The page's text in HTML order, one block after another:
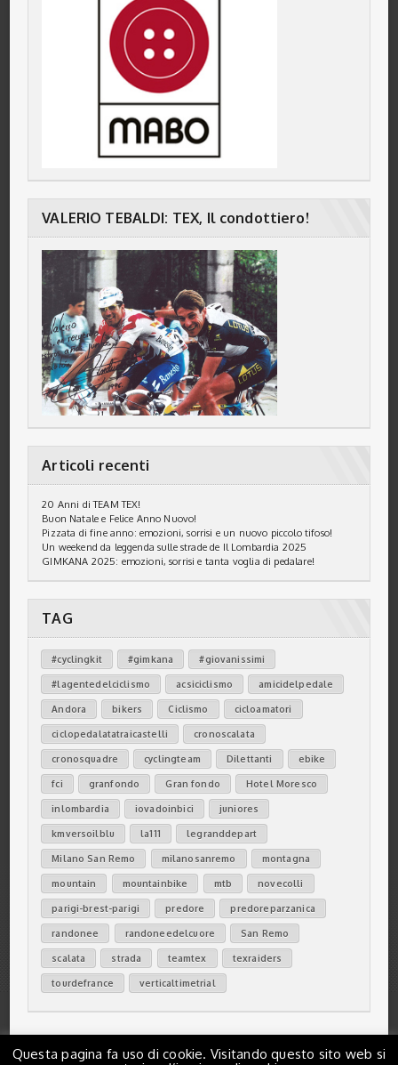
VALERIO TEBALDI: TEX, Il condottiero!
Articoli recenti
20 Anni di TEAM TEX!
Buon Natale e Felice Anno Nuovo!
Pizzata di fine anno: emozioni, sorrisi e un nuovo piccolo tifoso!
Un weekend da leggenda sulle strade de Il Lombardia 2025
GIMKANA 2025: emozioni, sorrisi e tanta voglia di pedalare!
TAG
#cyclingkit #gimkana #giovanissimi
#lagentedelciclismo acsiciclismo amicidelpedale
Andora bikers Ciclismo cicloamatori
ciclopedalatatraicastelli cronoscalata
cronosquadre cyclingteam Dilettanti ebike
fci granfondo Gran fondo Hotel Moresco
inlombardia iovadoinbici juniores
kmversoilblu la111 legranddepart
Milano San Remo milanosanremo montagna
mountain mountainbike mtb novecolli
parigi-brest-parigi predore predoreparzanica
randonee randoneedelcuore San Remo
scalata strada teamtex texraiders
tourdefrance verticaltimetrial
Questa pagina fa uso di cookie. Visitando questo sito web si